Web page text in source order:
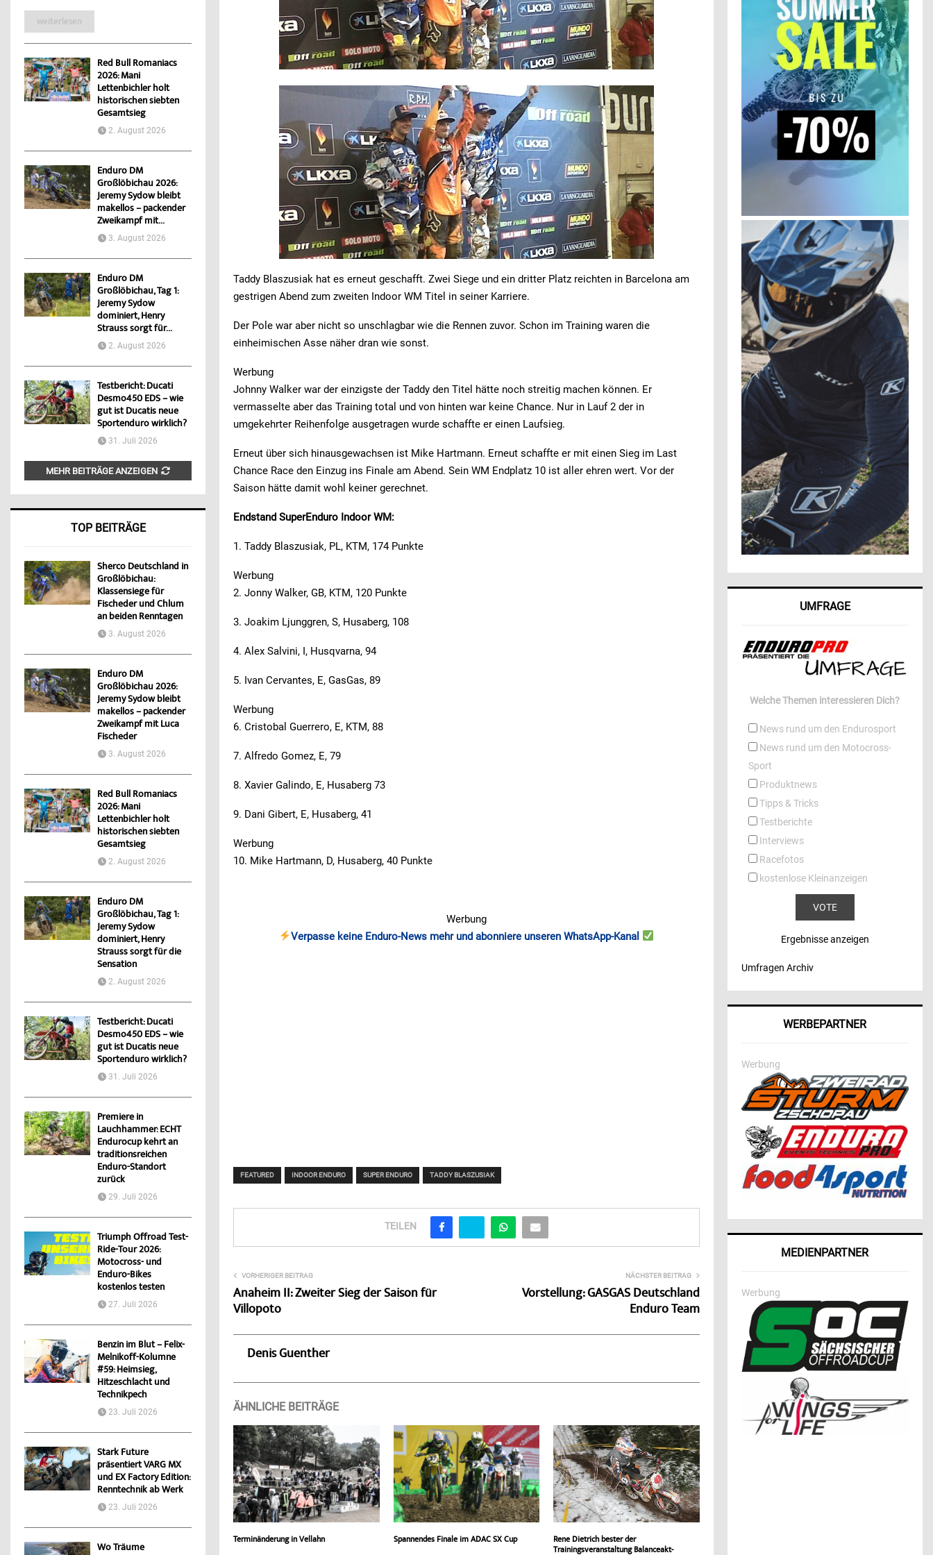
Taddy Blaszusiak hat es erneut geschafft. Zwei Siege und ein dritter Platz reichten in Barcelona am
gestrigen Abend zum zweiten Indoor WM Titel in seiner Karriere.
Der Pole war aber nicht so unschlagbar wie die Rennen zuvor. Schon im Training waren die
einheimischen Asse näher dran wie sonst.
Werbung
Johnny Walker war der einzigste der Taddy den Titel hätte noch streitig machen können. Er
vermasselte aber das Training total und von hinten war keine Chance. Nur in Lauf 2 der in
umgekehrter Reihenfolge ausgetragen wurde schaffte er einen Laufsieg.
Erneut über sich hinausgewachsen ist Mike Hartmann. Erneut schaffte er mit einen Sieg im Last
Chance Race den Einzug ins Finale am Abend. Sein WM Endplatz 10 ist aller ehren wert. Vor der
Saison hätte damit wohl keiner gerechnet.
Endstand SuperEnduro Indoor WM:
1. Taddy Blaszusiak, PL, KTM, 174 Punkte
Werbung
2. Jonny Walker, GB, KTM, 120 Punkte
3. Joakim Ljunggren, S, Husaberg, 108
4. Alex Salvini, I, Husqvarna, 94
5. Ivan Cervantes, E, GasGas, 89
Werbung
6. Cristobal Guerrero, E, KTM, 88
7. Alfredo Gomez, E, 79
8. Xavier Galindo, E, Husaberg 73
9. Dani Gibert, E, Husaberg, 41
Werbung
10. Mike Hartmann, D, Husaberg, 40 Punkte
Werbung
Verpasse keine Enduro-News mehr und abonniere unseren WhatsApp-Kanal
FEATURED INDOOR ENDURO SUPER ENDURO TADDY BLASZUSIAK
TEILEN
VORHERIGER BEITRAG
Anaheim II: Zweiter Sieg der Saison für
Villopoto
NÄCHSTER BEITRAG
Vorstellung: GASGAS Deutschland
Enduro Team
Denis Guenther
ÄHNLICHE BEITRÄGE
Terminänderung in Vellahn Spannendes Finale im ADAC SX Cup
Rene Dietrich bester der
Trainingsveranstaltung Balanceakt-
weiterlesen
Red Bull Romaniacs
2026: Mani
Lettenbichler holt
historischen siebten
Gesamtsieg
2. August 2026
Enduro DM
Großlöbichau 2026:
Jeremy Sydow bleibt
makellos – packender
Zweikampf mit...
3. August 2026
Enduro DM
Großlöbichau, Tag 1:
Jeremy Sydow
dominiert, Henry
Strauss sorgt für...
2. August 2026
Testbericht: Ducati
Desmo450 EDS – wie
gut ist Ducatis neue
Sportenduro wirklich?
31. Juli 2026
MEHR BEITRÄGE ANZEIGEN
TOP BEITRÄGE
Sherco Deutschland in
Großlöbichau:
Klassensiege für
Fischeder und Chlum
an beiden Renntagen
3. August 2026
Enduro DM
Großlöbichau 2026:
Jeremy Sydow bleibt
makellos – packender
Zweikampf mit Luca
Fischeder
3. August 2026
Red Bull Romaniacs
2026: Mani
Lettenbichler holt
historischen siebten
Gesamtsieg
2. August 2026
Enduro DM
Großlöbichau, Tag 1:
Jeremy Sydow
dominiert, Henry
Strauss sorgt für die
Sensation
2. August 2026
Testbericht: Ducati
Desmo450 EDS – wie
gut ist Ducatis neue
Sportenduro wirklich?
31. Juli 2026
Premiere in
Lauchhammer: ECHT
Endurocup kehrt an
traditionsreichen
Enduro-Standort
zurück
29. Juli 2026
Triumph Offroad Test-
Ride-Tour 2026:
Motocross- und
Enduro-Bikes
kostenlos testen
27. Juli 2026
Benzin im Blut – Felix-
Melnikoff-Kolumne
#59: Heimsieg,
Hitzeschlacht und
Technikpech
23. Juli 2026
Stark Future
präsentiert VARG MX
und EX Factory Edition:
Renntechnik ab Werk
23. Juli 2026
Wo Träume
UMFRAGE
Welche Themen interessieren Dich?
News rund um den Endurosport
News rund um den Motocross-
Sport
Produktnews
Tipps & Tricks
Testberichte
Interviews
Racefotos
kostenlose Kleinanzeigen
Ergebnisse anzeigen
Umfragen Archiv
WERBEPARTNER
Werbung
MEDIENPARTNER
Werbung